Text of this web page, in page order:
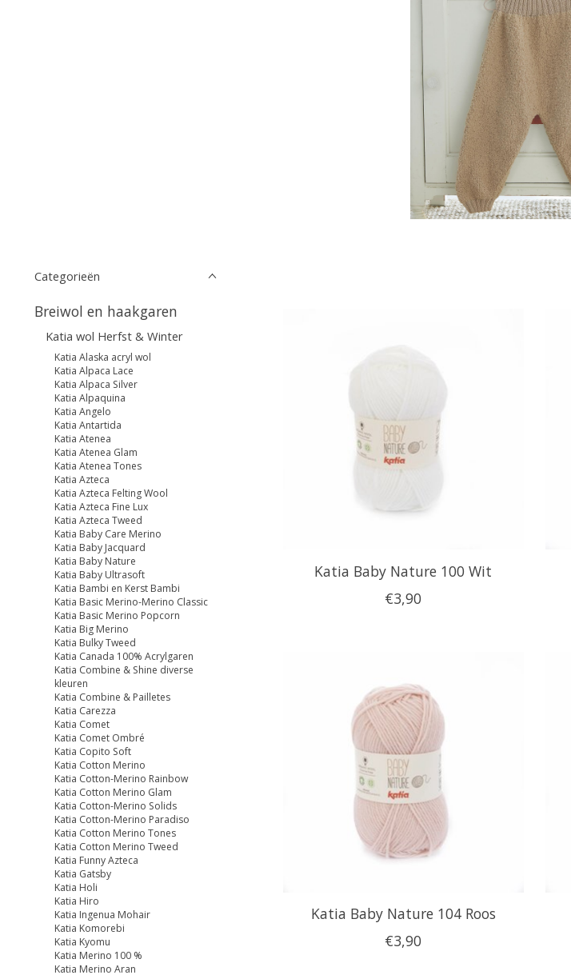
Categorieën
Breiwol en haakgaren
Katia wol Herfst & Winter
Katia Alaska acryl wol
Katia Alpaca Lace
Katia Alpaca Silver
Katia Alpaquina
Katia Angelo
Katia Antartida
Katia Atenea
Katia Atenea Glam
Katia Atenea Tones
Katia Azteca
Katia Azteca Felting Wool
Katia Azteca Fine Lux
Katia Azteca Tweed
Katia Baby Care Merino
Katia Baby Jacquard
Katia Baby Nature
Katia Baby Ultrasoft
Katia Bambi en Kerst Bambi
Katia Basic Merino-Merino Classic
Katia Basic Merino Popcorn
Katia Big Merino
Katia Bulky Tweed
Katia Canada 100% Acrylgaren
Katia Combine & Shine diverse
kleuren
Katia Combine & Pailletes
Katia Carezza
Katia Comet
Katia Comet Ombré
Katia Copito Soft
Katia Cotton Merino
Katia Cotton-Merino Rainbow
Katia Cotton Merino Glam
Katia Cotton-Merino Solids
Katia Cotton-Merino Paradiso
Katia Cotton Merino Tones
Katia Cotton Merino Tweed
Katia Funny Azteca
Katia Gatsby
Katia Holi
Katia Hiro
Katia Ingenua Mohair
Katia Komorebi
Katia Kyomu
Katia Merino 100 %
Katia Merino Aran
Katia Baby Nature 100 Wit
€3,90
Katia Baby Nature 104 Roos
€3,90